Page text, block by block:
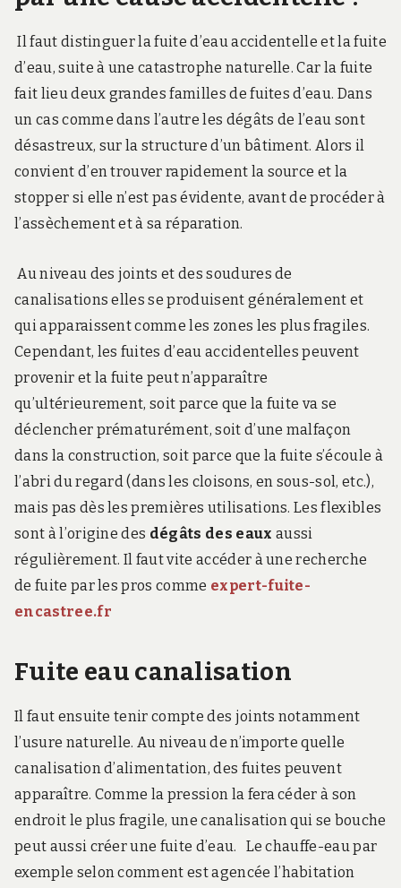
Il faut distinguer la fuite d’eau accidentelle et la fuite
d’eau, suite à une catastrophe naturelle. Car la fuite
fait lieu deux grandes familles de fuites d’eau. Dans
un cas comme dans l’autre les dégâts de l’eau sont
désastreux, sur la structure d’un bâtiment. Alors il
convient d’en trouver rapidement la source et la
stopper si elle n’est pas évidente, avant de procéder à
l’assèchement et à sa réparation.
Au niveau des joints et des soudures de
canalisations elles se produisent généralement et
qui apparaissent comme les zones les plus fragiles.
Cependant, les fuites d’eau accidentelles peuvent
provenir et la fuite peut n’apparaître
qu’ultérieurement, soit parce que la fuite va se
déclencher prématurément, soit d’une malfaçon
dans la construction, soit parce que la fuite s’écoule à
l’abri du regard (dans les cloisons, en sous-sol, etc.),
mais pas dès les premières utilisations. Les flexibles
sont à l’origine des dégâts des eaux aussi
régulièrement. Il faut vite accéder à une recherche
de fuite par les pros comme expert-fuite-
encastree.fr
Fuite eau canalisation
Il faut ensuite tenir compte des joints notamment
l’usure naturelle. Au niveau de n’importe quelle
canalisation d’alimentation, des fuites peuvent
apparaître. Comme la pression la fera céder à son
endroit le plus fragile, une canalisation qui se bouche
peut aussi créer une fuite d’eau. Le chauffe-eau par
exemple selon comment est agencée l’habitation